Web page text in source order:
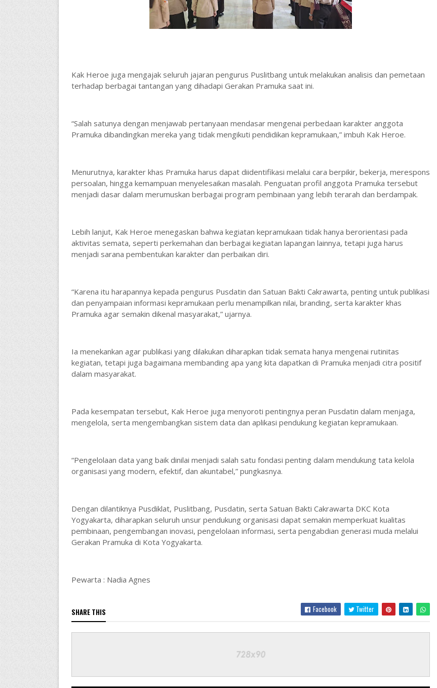
Kak Heroe juga mengajak seluruh jajaran pengurus Puslitbang untuk melakukan analisis dan pemetaan
terhadap berbagai tantangan yang dihadapi Gerakan Pramuka saat ini.
“Salah satunya dengan menjawab pertanyaan mendasar mengenai perbedaan karakter anggota
Pramuka dibandingkan mereka yang tidak mengikuti pendidikan kepramukaan,” imbuh Kak Heroe.
Menurutnya, karakter khas Pramuka harus dapat diidentifikasi melalui cara berpikir, bekerja, merespons
persoalan, hingga kemampuan menyelesaikan masalah. Penguatan profil anggota Pramuka tersebut
menjadi dasar dalam merumuskan berbagai program pembinaan yang lebih terarah dan berdampak.
Lebih lanjut, Kak Heroe menegaskan bahwa kegiatan kepramukaan tidak hanya berorientasi pada
aktivitas semata, seperti perkemahan dan berbagai kegiatan lapangan lainnya, tetapi juga harus
menjadi sarana pembentukan karakter dan perbaikan diri.
“Karena itu harapannya kepada pengurus Pusdatin dan Satuan Bakti Cakrawarta, penting untuk publikasi
dan penyampaian informasi kepramukaan perlu menampilkan nilai, branding, serta karakter khas
Pramuka agar semakin dikenal masyarakat,” ujarnya.
Ia menekankan agar publikasi yang dilakukan diharapkan tidak semata hanya mengenai rutinitas
kegiatan, tetapi juga bagaimana membanding apa yang kita dapatkan di Pramuka menjadi citra positif
dalam masyarakat.
Pada kesempatan tersebut, Kak Heroe juga menyoroti pentingnya peran Pusdatin dalam menjaga,
mengelola, serta mengembangkan sistem data dan aplikasi pendukung kegiatan kepramukaan.
“Pengelolaan data yang baik dinilai menjadi salah satu fondasi penting dalam mendukung tata kelola
organisasi yang modern, efektif, dan akuntabel,” pungkasnya.
Dengan dilantiknya Pusdiklat, Puslitbang, Pusdatin, serta Satuan Bakti Cakrawarta DKC Kota
Yogyakarta, diharapkan seluruh unsur pendukung organisasi dapat semakin memperkuat kualitas
pembinaan, pengembangan inovasi, pengelolaan informasi, serta pengabdian generasi muda melalui
Gerakan Pramuka di Kota Yogyakarta.
Pewarta : Nadia Agnes
SHARE THIS Facebook Twitter